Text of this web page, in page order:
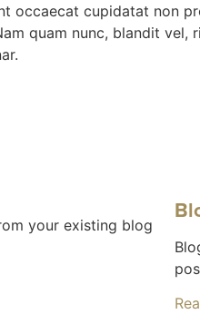
occaecat cupidatat non
quam nunc, blandit
your existing blog